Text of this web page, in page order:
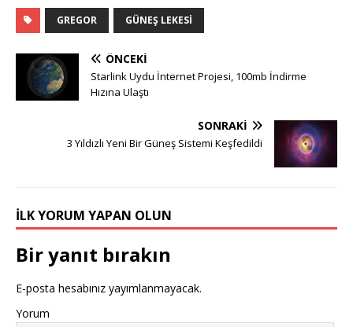
GREGOR GÜNEŞ LEKESI
ÖNCEKI
Starlink Uydu İnternet Projesi, 100mb İndirme
Hızına Ulaştı
SONRAKI
3 Yıldızlı Yeni Bir Güneş Sistemi Keşfedildi
İLK YORUM YAPAN OLUN
Bir yanıt bırakın
E-posta hesabınız yayımlanmayacak.
Yorum